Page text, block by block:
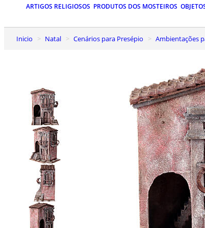
ARTIGOS RELIGIOSOS PRODUTOS DOS MOSTEIROS
Inicio Natal Cenários para Presépio Ambientações